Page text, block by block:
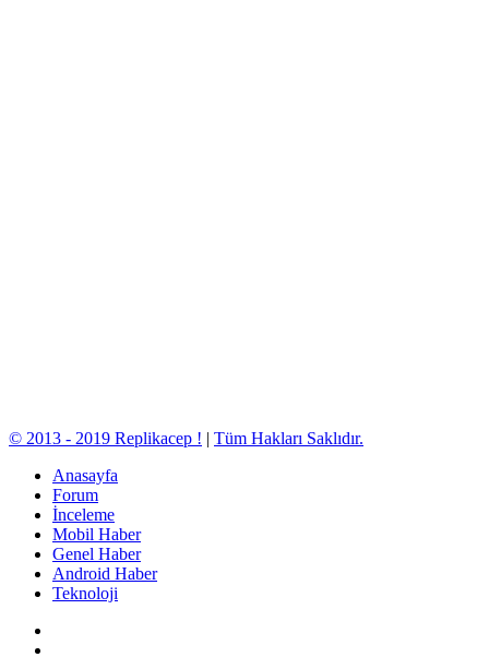
© 2013 - 2019 Replikacep ! | Tüm Hakları Saklıdır.
Anasayfa
Forum
İnceleme
Mobil Haber
Genel Haber
Android Haber
Teknoloji